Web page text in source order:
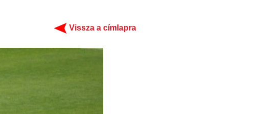
Vissza a címlapra